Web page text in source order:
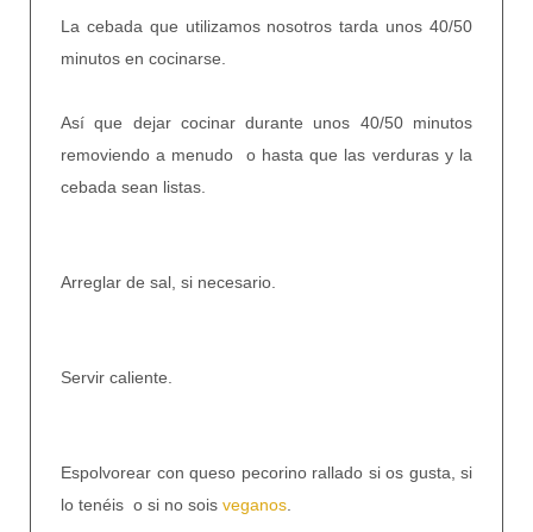
La cebada que utilizamos nosotros tarda unos 40/50
minutos en cocinarse.
Así que dejar cocinar durante unos 40/50 minutos
removiendo a menudo
o hasta que las verduras y la
cebada sean listas.
Arreglar de sal, si necesario.
Servir caliente.
Espolvorear con queso pecorino rallado si os gusta, si
lo tenéis o si no sois veganos